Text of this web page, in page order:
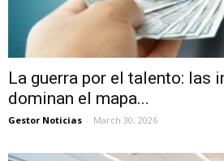
La guerra por el talento: las
dominan el mapa...
Gestor Noticias - March 30, 2026